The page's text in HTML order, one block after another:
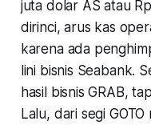
juta dolar AS atau
dirinci, arus kas
karena ada
lini bisnis Seabank.
hasil bisnis GRAB,
Lalu, dari segi